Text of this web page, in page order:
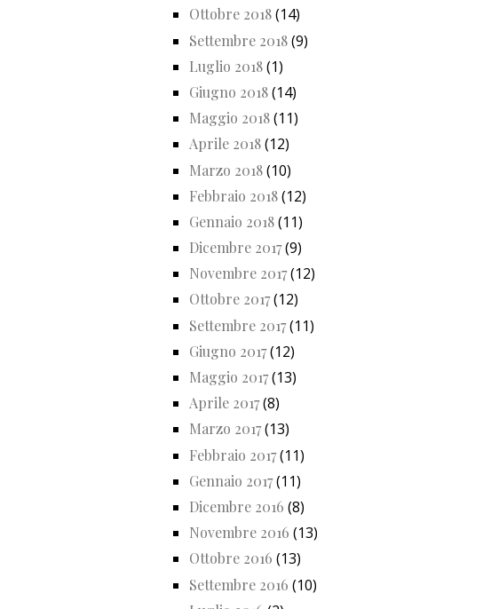
Ottobre 2018(14)
Settembre 2018(9)
Luglio 2018(1)
Giugno 2018(14)
Maggio 2018(11)
Aprile 2018(12)
Marzo 2018(10)
Febbraio 2018(12)
Gennaio 2018(11)
Dicembre 2017(9)
Novembre 2017(12)
Ottobre 2017(12)
Settembre 2017(11)
Giugno 2017(12)
Maggio 2017(13)
Aprile 2017(8)
Marzo 2017(13)
Febbraio 2017(11)
Gennaio 2017(11)
Dicembre 2016 (8)
Novembre 2016 (13)
Ottobre 2016 (13)
Settembre 2016 (10)